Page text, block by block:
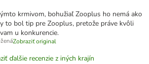
krmivom, bohužiaľ Zooplus ho nemá ako
to bol tip pre Zooplus, pretože práve kvôli
u konkurencie.
Zobraziť original
ďalšie recenzie z iných krajín